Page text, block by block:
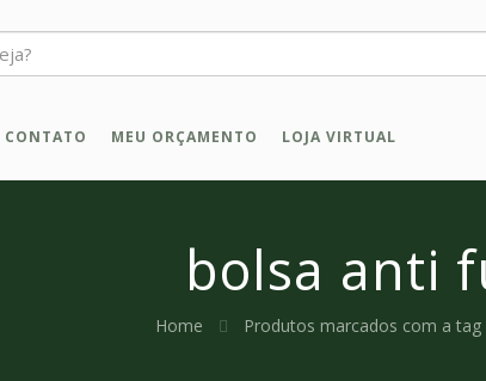
CONTATO MEU ORÇAMENTO LOJA VIRTUAL
bolsa anti
Home Produtos marcados com a tag